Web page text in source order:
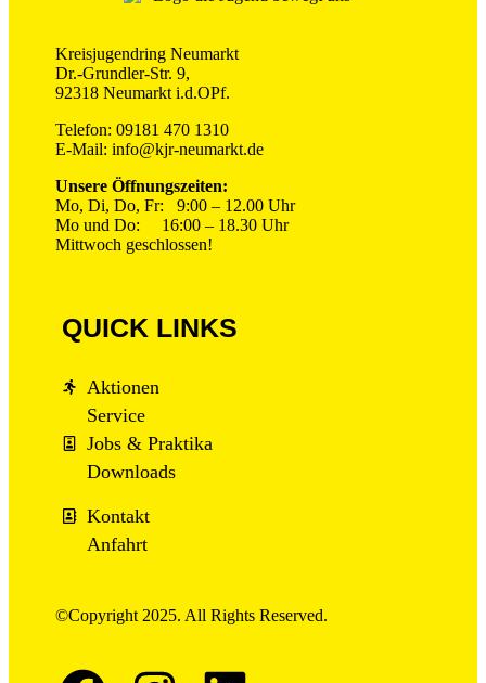
Kreisjugendring Neumarkt
Dr.-Grundler-Str. 9,
92318 Neumarkt i.d.OPf.
Telefon: 09181 470 1310
E-Mail: info@kjr-neumarkt.de
Unsere Öffnungszeiten:
Mo, Di, Do, Fr: 9:00 – 12.00 Uhr
Mo und Do: 16:00 – 18.30 Uhr
Mittwoch geschlossen!
QUICK LINKS
Aktionen
Service
Jobs & Praktika
Downloads
Kontakt
Anfahrt
©Copyright 2025. All Rights Reserved.